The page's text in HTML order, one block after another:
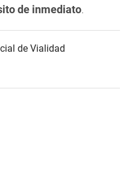
de inmediato.
de Vialidad